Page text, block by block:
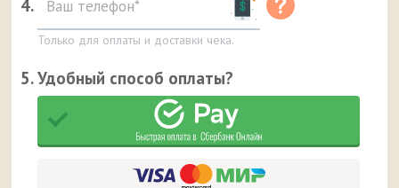
4.
Только для оплаты и доставки чека.
5. Удобный способ оплаты?